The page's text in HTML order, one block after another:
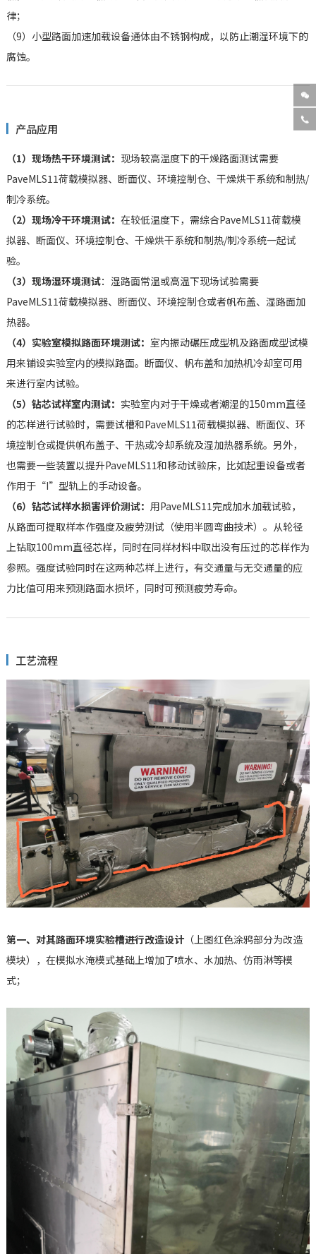
律；
（9）小型路面加速加载设备通体由不锈钢构成，以防止潮湿环境下的
腐蚀。
产品应用
（1）现场热干环境测试： 现场较高温度下的干燥路面测试需要
PaveMLS11荷载模拟器、断面仪、环境控制仓、干燥烘干系统和制热/
制冷系统。
（2）现场冷干环境测试： 在较低温度下，需综合PaveMLS11荷载模
拟器、断面仪、环境控制仓、干燥烘干系统和制热/制冷系统一起试
验。
（3）现场湿环境测试：湿路面常温或高温下现场试验需要
PaveMLS11荷载模拟器、断面仪、环境控制仓或者帆布盖、湿路面加
热器。
（4）实验室模拟路面环境测试： 室内振动碾压成型机及路面成型试模
用来铺设实验室内的模拟路面。断面仪、帆布盖和加热机冷却室可用
来进行室内试验。
（5）钻芯试样室内测试： 实验室内对于干燥或者潮湿的150mm直径
的芯样进行试验时，需要试槽和PaveMLS11荷载模拟器、断面仪、环
境控制仓或提供帆布盖子、干热或冷却系统及湿加热器系统。另外，
也需要一些装置以提升PaveMLS11和移动试验床，比如起重设备或者
作用于“I”型轨上的手动设备。
（6）钻芯试样水损害评价测试： 用PaveMLS11完成加水加载试验，
从路面可提取样本作强度及疲劳测试（使用半圆弯曲技术）。从轮径
上钻取100mm直径芯样，同时在同样材料中取出没有压过的芯样作为
参照。强度试验同时在这两种芯样上进行，有交通量与无交通量的应
力比值可用来预测路面水损坏，同时可预测疲劳寿命。
工艺流程
第一、对其路面环境实验槽进行改造设计（上图红色涂鸦部分为改造
模块），在模拟水淹模式基础上增加了喷水、水加热、仿雨淋等模
式；

